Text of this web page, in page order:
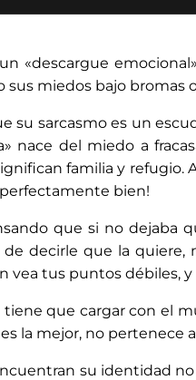
«descargue
miedos bajo bromas
su sarcasmo es un
nace del miedo a
familia y refugio.
perfectamente bien!
que si no dejaba
de decirle que la quiere,
vea tus puntos débiles,
que cargar con el
la mejor, no pertenece
su identidad no